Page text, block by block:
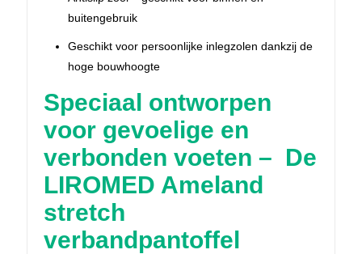
buitengebruik
Geschikt voor persoonlijke inlegzolen dankzij de
hoge bouwhoogte
Speciaal ontworpen
voor gevoelige en
verbonden voeten – De
LIROMED Ameland
stretch
verbandpantoffel